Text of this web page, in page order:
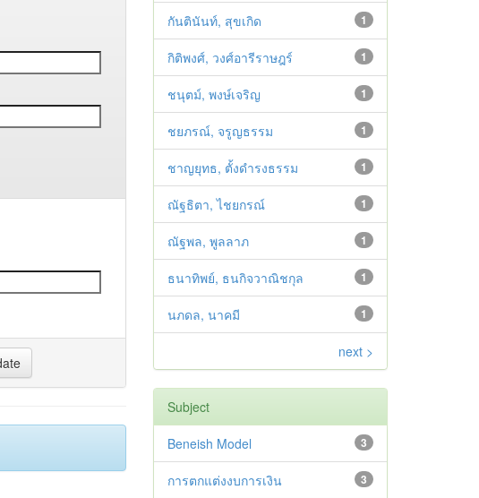
1
กันตินันท์, สุขเกิด
1
กิติพงศ์, วงศ์อารีราษฎร์
1
ชนุตม์, พงษ์เจริญ
1
ชยภรณ์, จรูญธรรม
1
ชาญยุทธ, ตั้งดำรงธรรม
1
ณัฐธิตา, ไชยกรณ์
1
ณัฐพล, พูลลาภ
1
ธนาทิพย์, ธนกิจวาณิชกุล
1
นภดล, นาคมี
next >
Subject
3
Beneish Model
3
การตกแต่งงบการเงิน